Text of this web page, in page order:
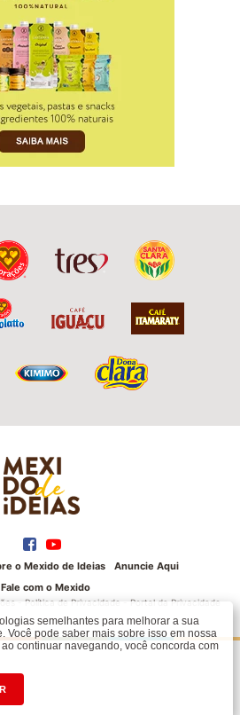
semelhantes para melhorar a sua
Você pode saber mais sobre isso em nossa
ao continuar navegando, você concorda com
o Mexido de Ideias
Anuncie Aqui
Fale com o Mexido
- Política de Privacidade Portal da Privacidade